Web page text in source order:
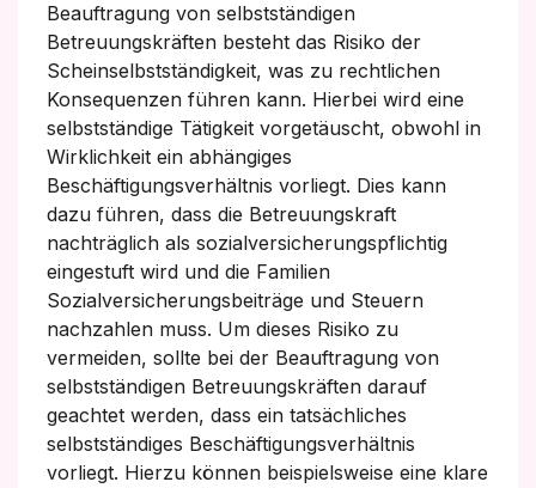
Beauftragung von selbstständigen
Betreuungskräften besteht das Risiko der
Scheinselbstständigkeit, was zu rechtlichen
Konsequenzen führen kann. Hierbei wird eine
selbstständige Tätigkeit vorgetäuscht, obwohl in
Wirklichkeit ein abhängiges
Beschäftigungsverhältnis vorliegt. Dies kann
dazu führen, dass die Betreuungskraft
nachträglich als sozialversicherungspflichtig
eingestuft wird und die Familien
Sozialversicherungsbeiträge und Steuern
nachzahlen muss. Um dieses Risiko zu
vermeiden, sollte bei der Beauftragung von
selbstständigen Betreuungskräften darauf
geachtet werden, dass ein tatsächliches
selbstständiges Beschäftigungsverhältnis
vorliegt. Hierzu können beispielsweise eine klare